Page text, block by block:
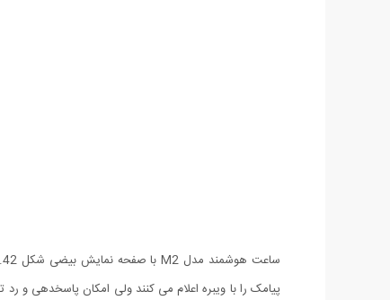
پیامک را با ویبره اعلام می کنند ولی امکان پاسخدهی و